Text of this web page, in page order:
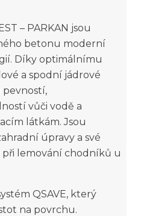
– PARKAN jsou
betonu moderní
Díky optimálnímu
a spodní jádrové
pevností,
vůči vodě a
látkám. Jsou
úpravy a své
lemování chodníků u
QSAVE, který
na povrchu.